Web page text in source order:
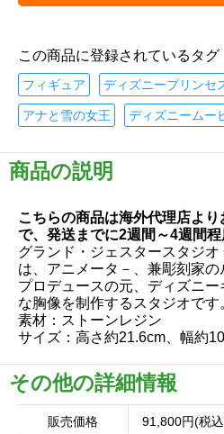
この商品に登録されているタグ
フィギュア ディズニープリンセ
アナと雪の女王 ディズニームー
商品の説明
こちらの商品は海外代理店よ
で、発送までに2週間～4週間程
グランド・ジェスタースタジ
は、アニメータ－、兼彫刻家
プロデュースの元、ディズニ
な胸像を制作するスタジオです
素材：ストーンレジン
サイズ：高さ約21.6cm、幅約
その他の詳細情報
販売価格 91,800円(税